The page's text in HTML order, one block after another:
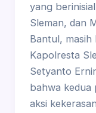
yang
Sleman, dan
Bantul, masih
Kapolresta
Setyanto
bahwa kedua
aksi